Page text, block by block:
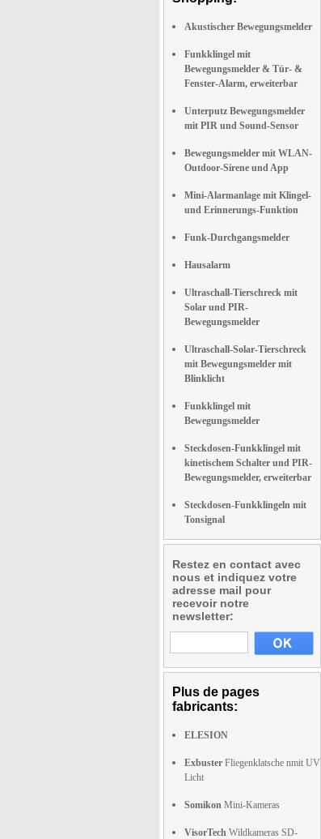
Akustischer Bewegungsmelder
Funkklingel mit
Bewegungsmelder & Tür- &
Fenster-Alarm, erweiterbar
Unterputz Bewegungsmelder
mit PIR und Sound-Sensor
Bewegungsmelder mit WLAN-
Outdoor-Sirene und App
Mini-Alarmanlage mit Klingel-
und Erinnerungs-Funktion
Funk-Durchgangsmelder
Hausalarm
Ultraschall-Tierschreck mit
Solar und PIR-
Bewegungsmelder
Ultraschall-Solar-Tierschreck
mit Bewegungsmelder mit
Blinklicht
Funkklingel mit
Bewegungsmelder
Steckdosen-Funkklingel mit
kinetischem Schalter und PIR-
Bewegungsmelder, erweiterbar
Steckdosen-Funkklingeln mit
Tonsignal
Restez en contact avec
nous et indiquez votre
adresse mail pour
recevoir notre
newsletter:
Plus de pages
fabricants:
ELESION
Exbuster Fliegenklatsche nmit UV
Licht
Somikon Mini-Kameras
VisorTech Wildkameras SD-